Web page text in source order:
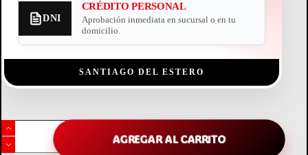
DNI
CRÉDITO PERSONAL
Aprobación inmediata en sucursal o en tu
domicilio.
SANTIAGO DEL ESTERO
planchita
de
pelo
AGREGAR AL CARRITO